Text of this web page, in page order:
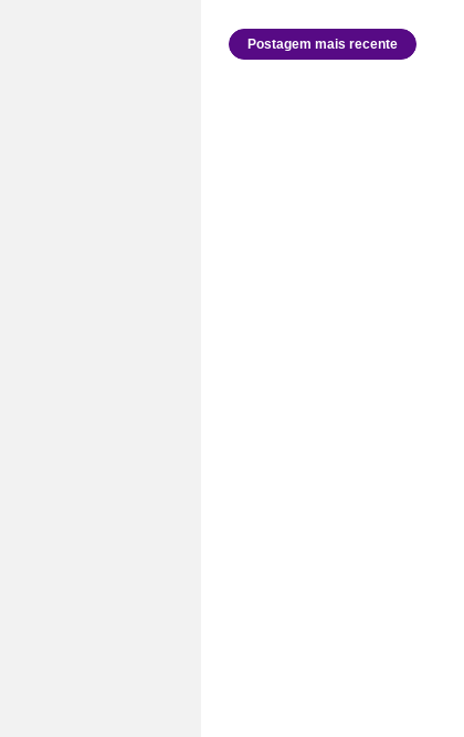
Postagem mais recente